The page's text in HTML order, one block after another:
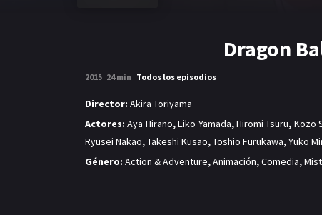
Dragon
2015 24 min Todos los episodios
Director: Akira Toriyama
Actores: Aya Hirano,Eiko Yamada,Hiromi Tsuru, Kozo
Ryusei Nakao,Takeshi Kusao,Toshio Furukawa,Yūko
Género: Action & Adventure,Animación,Comedia,